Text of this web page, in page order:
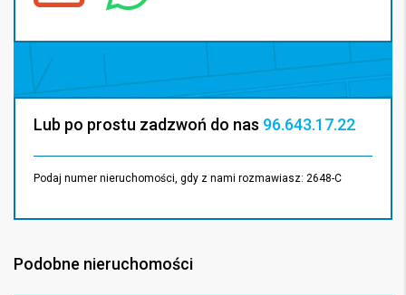
Lub po prostu zadzwoń do nas 96.643.17.22
Podaj numer nieruchomości, gdy z nami rozmawiasz: 2648-C
Podobne nieruchomości